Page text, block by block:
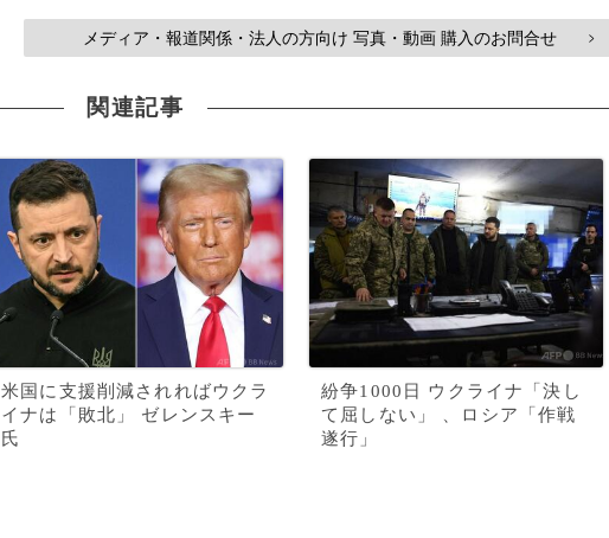
メディア・報道関係・法人の方向け 写真・動画 購入のお問合せ >
関連記事
米国に支援削減されればウクラ
イナは「敗北」 ゼレンスキー
氏
紛争1000日 ウクライナ「決し
て屈しない」 、ロシア「作戦
遂行」